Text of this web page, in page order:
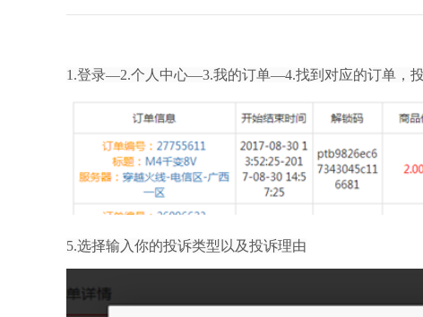
1.登录—2.个人中心—3.我的订单—4.找到对应的订单，
5.选择输入你的投诉类型以及投诉理由